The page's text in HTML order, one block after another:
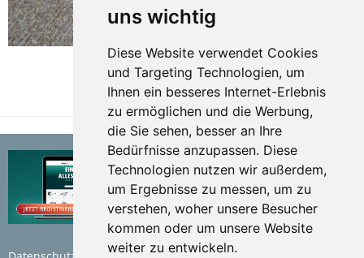
uns wichtig
Diese Website verwendet Cookies
und Targeting Technologien, um
Ihnen ein besseres Internet-Erlebnis
zu ermöglichen und die Werbung,
die Sie sehen, besser an Ihre
Bedürfnisse anzupassen. Diese
Technologien nutzen wir außerdem,
um Ergebnisse zu messen, um zu
verstehen, woher unsere Besucher
kommen oder um unsere Website
weiter zu entwickeln.
TEILEN